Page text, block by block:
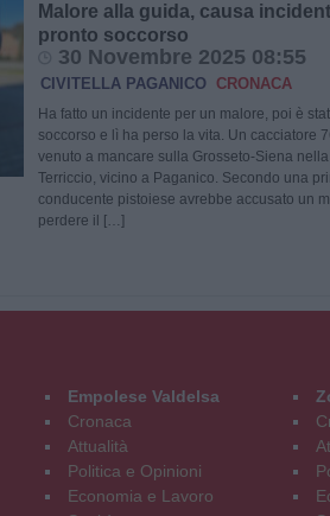
Malore alla guida, causa
pronto soccorso
30 Novembre 2025 08:55
CIVITELLA PAGANICO CRONACA
Ha fatto un incidente per un malore, poi è
soccorso e lì ha perso la vita. Un cacciatore
venuto a mancare sulla Grosseto-Siena
Terriccio, vicino a Paganico. Secondo una
conducente pistoiese avrebbe accusato un
perdere il […]
Empolese Valdelsa
Cronaca
Attualità
Politica e Opinioni
Economia e Lavoro